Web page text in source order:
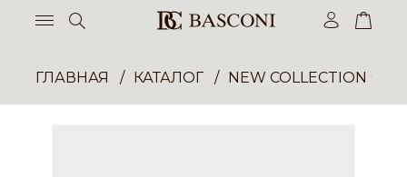
ГЛАВНАЯ КАТАЛОГ NEW COLLECTION